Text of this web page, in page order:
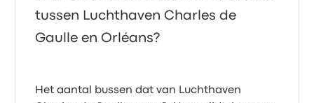
tussen Luchthaven Charles de
Gaulle en Orléans?
Het aantal bussen dat van Luchthaven